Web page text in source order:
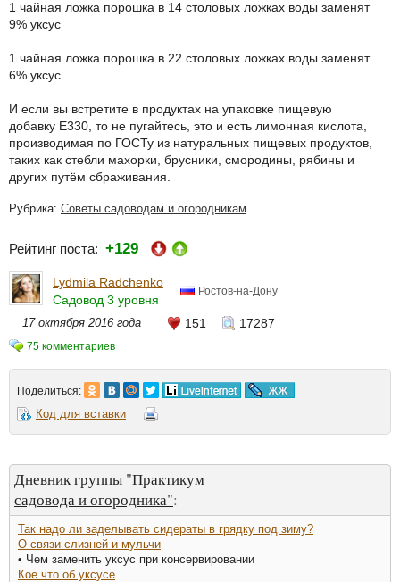
1 чайная ложка порошка в 14 столовых ложках воды заменят
9% уксус
1 чайная ложка порошка в 22 столовых ложках воды заменят
6% уксус
И если вы встретите в продуктах на упаковке пищевую
добавку Е330, то не пугайтесь, это и есть лимонная кислота,
производимая по ГОСТу из натуральных пищевых продуктов,
таких как стебли махорки, брусники, смородины, рябины и
других путём сбраживания.
Рубрика: Советы садоводам и огородникам
Рейтинг поста: +129
Lydmila Radchenko
Садовод 3 уровня
Ростов-на-Дону
17 октября 2016 года 151 17287
75 комментариев
Поделиться:
Код для вставки
Дневник группы "Практикум
садовода и огородника":
Так надо ли заделывать сидераты в грядку под зиму?
О связи слизней и мульчи
• Чем заменить уксус при консервировании
Кое что об уксусе